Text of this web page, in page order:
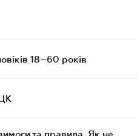
18–60 років
та правила. Як не